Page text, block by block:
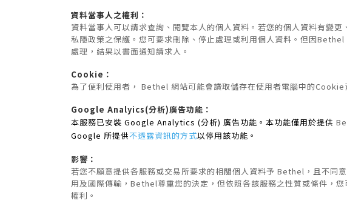
資料當事人之權利：
資料當事人可以請求查詢、閱覽本人的個人資料。若您的個人資料有變
私隱政策之保護。您可要求刪除、停止處理或利用個人資料。但因Bethel
處理，結果以書面通知請求人。
Cookie：
為了便利使用者， Bethel 網站可能會讀取儲存在使用者電腦中的
Google Analyics(分析)廣告功能：
本服務已安裝 Google Analytics (分析) 廣告功能。本功能僅用於提供
Google 所提供不透露資訊的方式以停用該功能。
影響：
若您不願意提供各服務或交易所要求的相關個人資料予 Bethel，且不同
用及國際傳輸，Bethel尊重您的決定，但依照各該服務之性質或條件，
權利。